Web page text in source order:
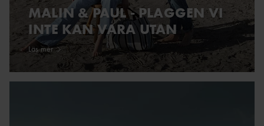
MALIN & PAUL - PLAGGEN VI
INTE KAN VARA UTAN
Läs mer